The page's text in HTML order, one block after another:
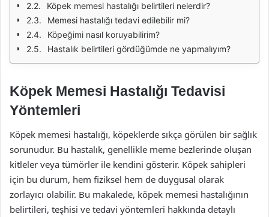
Köpek memesi hastalığı belirtileri nelerdir?
Memesi hastalığı tedavi edilebilir mi?
Köpeğimi nasıl koruyabilirim?
Hastalık belirtileri gördüğümde ne yapmalıyım?
Köpek Memesi Hastalığı Tedavisi
Yöntemleri
Köpek memesi hastalığı, köpeklerde sıkça görülen bir sağlık
sorunudur. Bu hastalık, genellikle meme bezlerinde oluşan
kitleler veya tümörler ile kendini gösterir. Köpek sahipleri
için bu durum, hem fiziksel hem de duygusal olarak
zorlayıcı olabilir. Bu makalede, köpek memesi hastalığının
belirtileri, teşhisi ve tedavi yöntemleri hakkında detaylı